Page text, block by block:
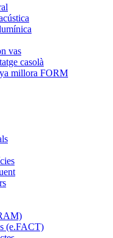
vas
casolà
millora FORM
(e.FACT)